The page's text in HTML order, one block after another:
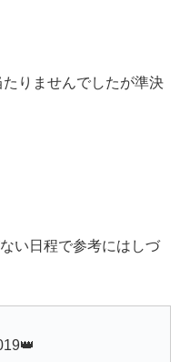
りませんでしたが準決
い日程で参考にはしづ